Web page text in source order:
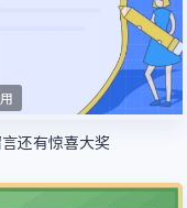
还有惊喜大奖